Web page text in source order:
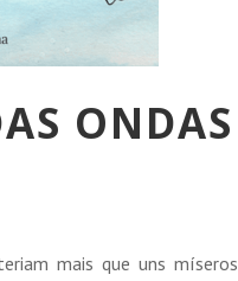
ONDAS
mais que uns míseros